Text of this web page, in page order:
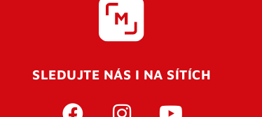
SLEDUJTE NÁS I NA SÍTÍCH